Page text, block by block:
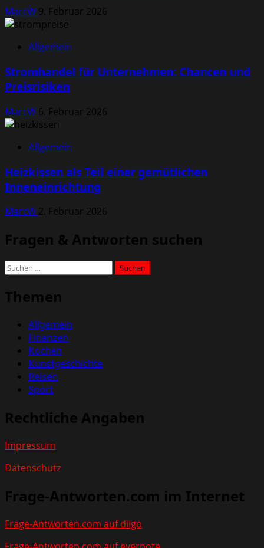
MarcW 9. Februar 2026
Allgemein
Stromhandel für Unternehmen: Chancen und
Preisrisiken
MarcW 6. Februar 2026
Allgemein
Heizkissen als Teil einer gemütlichen
Inneneinrichtung
MarcW 2. Februar 2026
Fragen & Antworten suchen
Suchen
Themen
Allgemein
Finanzen
Kochen
Kunstgeschichte
Reisen
Sport
Rechtliche Angaben
Impressum
Datenschutz
Frage-Antworten.com im Internet
Frage-Antworten.com auf diigo